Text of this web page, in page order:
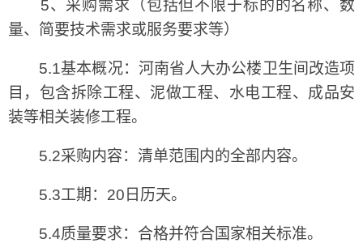
5、采购需求（包括但不限于标的的名称、数
量、简要技术需求或服务要求等）
5.1基本概况：河南省人大办公楼卫生间改造项
目，包含拆除工程、泥做工程、水电工程、成品安
装等相关装修工程。
5.2采购内容：清单范围内的全部内容。
5.3工期：20日历天。
5.4质量要求：合格并符合国家相关标准。